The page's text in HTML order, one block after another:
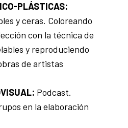
PLÁSTICAS:
y ceras. Coloreando
con la técnica de
y reproduciendo
de artistas
Podcast.
en la elaboración